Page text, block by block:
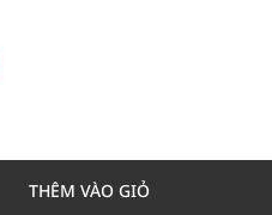
THÊM VÀO GIỎ